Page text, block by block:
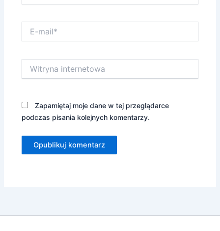
mail*
internetowa
Zapamiętaj moje dane w tej przeglądarce
podczas pisania kolejnych komentarzy.